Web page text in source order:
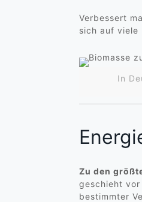
Verbessert
sich auf viele
In
Zu den
geschieht vor
bestimmter